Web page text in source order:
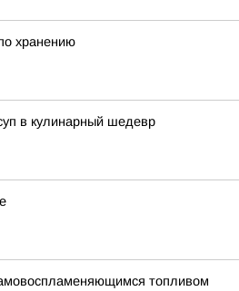
хранению
в кулинарный шедевр
топливом